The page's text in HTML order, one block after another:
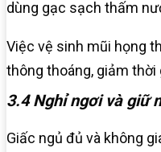
dùng gạc sạch thấm
Việc vệ sinh mũi họng
thông thoáng, giảm thời
3.4 Nghỉ ngơi và giữ
Giấc ngủ đủ và không